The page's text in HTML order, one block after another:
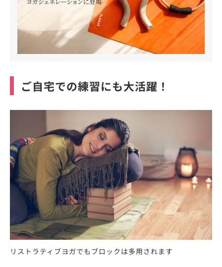
ご自宅での練習にも大活躍！
リストラティブヨガでもブロックは多用されます